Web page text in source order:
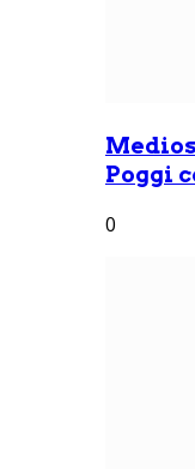
Poggi
0